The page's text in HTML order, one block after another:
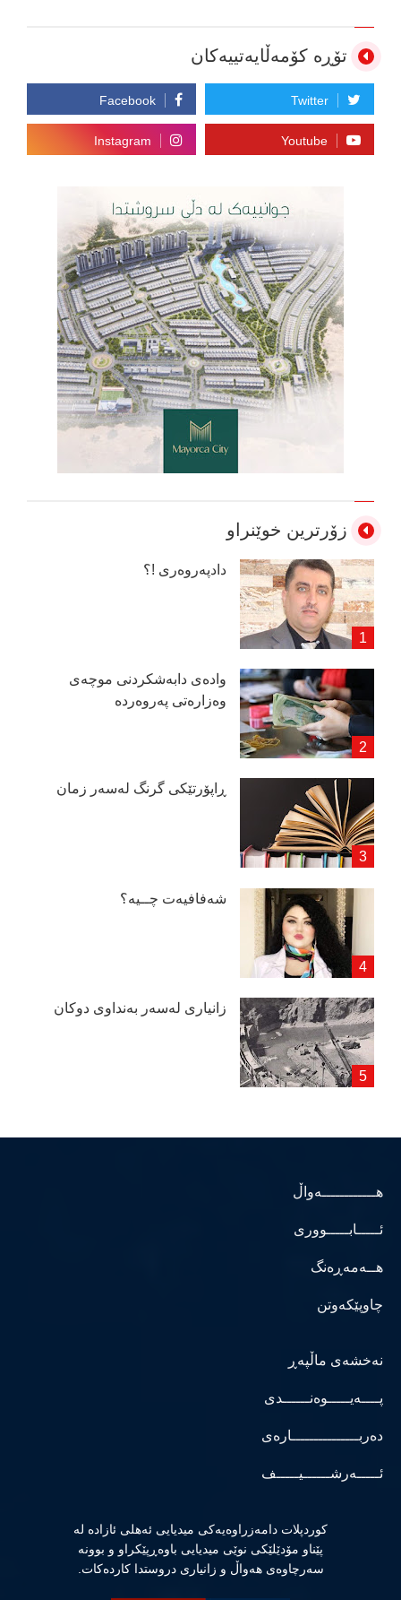
تۆڕە کۆمەڵایەتییەکان
زۆرترین خوێنراو
دادپەروەری !؟
وادەی دابەشكردنی موچەی
وەزارەتی پەروەردە
ڕاپۆرتێكی گرنگ لەسەر زمان
شەفافیەت چــیە؟
زانیاری لەسەر بەنداوی دوكان
هــــــــــــەواڵ
ئـــــابـــــووری
هــەمەڕەنگ
چاوپێکەوتن
نەخشەی ماڵپەڕ
پــــەیـــــوەنــــــدی
دەربـــــــــــــــارەی
ئـــــەرشــــــیـــــف
كوردپلات دامەزراوەیەكی میدیایی ئەهلی ئازادە لە
پێناو مۆدێلێكی نوێی میدیایی باوەڕپێكراو و بوونە
سەرچاوەی هەواڵ و زانیاری دروستدا كاردەكات.